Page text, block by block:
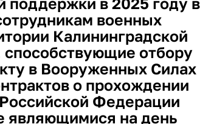
военных
Калининградской
отбору
в Вооруженных Силах
о прохождении
Федерации
являющимися на день